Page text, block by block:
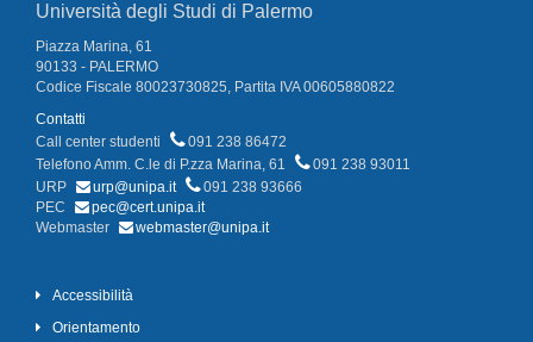
Università degli Studi di Palermo
Piazza Marina, 61
90133 - PALERMO
Codice Fiscale 80023730825, Partita IVA 00605880822
Contatti
Call center studenti
091 238 86472
Telefono Amm. C.le di P.zza Marina, 61
091 238 93011
URP
urp@unipa.it
091 238 93666
PEC
pec@cert.unipa.it
Webmaster
webmaster@unipa.it
Accessibilità
Orientamento